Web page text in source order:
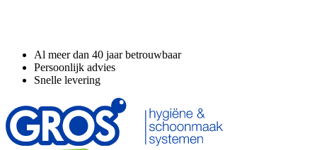
Al meer dan 40 jaar betrouwbaar
Persoonlijk advies
Snelle levering